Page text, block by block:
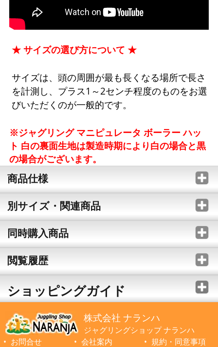
★ サイズの選び方について ★
サイズは、頭の周囲が最も長くなる場所で長さ
を計測し、プラス1～2センチ程度のものをお選
びいただくのが一般的です。
※ジャグリング マニピュレータ ボーラー ハッ
ト 白の裏面生地は製造時期により白の場合と黒
の場合がございます。
商品仕様
別サイズ・関連商品
同時購入商品
閲覧履歴
ショッピングガイド
株式会社 ナランハ
ジャグリングショップ ナランハ
お問合せ
会社案内 規約・同意事項